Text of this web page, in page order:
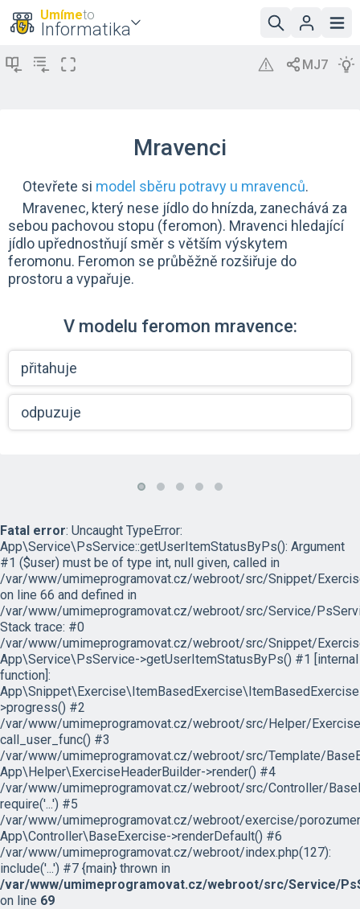
Umímeto
Informatika
Mravenci
Otevřete si model sběru potravy u mravenců.
Mravenec, který nese jídlo do hnízda, zanechává za
sebou pachovou stopu (feromon). Mravenci hledající
jídlo upřednostňují směr s větším výskytem
feromonu. Feromon se průběžně rozšiřuje do
prostoru a vypařuje.
V modelu feromon mravence:
přitahuje
odpuzuje
Fatal error: Uncaught TypeError:
App\Service\PsService::getUserItemStatusByPs(): Argument
#1 ($user) must be of type int, null given, called in
/var/www/umimeprogramovat.cz/webroot/src/Snippet/
on line 66 and defined in
/var/www/umimeprogramovat.cz/webroot/src/Service/
Stack trace: #0
/var/www/umimeprogramovat.cz/webroot/src/Snippet/
App\Service\PsService->getUserItemStatusByPs() #1 [internal
function]:
>progress() #2
/var/www/umimeprogramovat.cz/webroot/src/Helper/
call_user_func() #3
/var/www/umimeprogramovat.cz/webroot/src/Template/
App\Helper\ExerciseHeaderBuilder->render() #4
/var/www/umimeprogramovat.cz/webroot/src/Controller/
require('...') #5
/var/www/umimeprogramovat.cz/webroot/exercise/
App\Controller\BaseExercise->renderDefault() #6
/var/www/umimeprogramovat.cz/webroot/index.php(127):
include('...') #7 {main} thrown in
/var/www/umimeprogramovat.cz/webroot/src/Service/
on line 69